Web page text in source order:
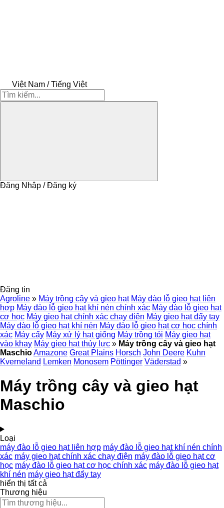
Việt Nam / Tiếng Việt
Đăng Nhập / Đăng ký
Đăng tin
Agroline » Máy trồng cây và gieo hạt Máy đào lỗ gieo hạt liên
hợp Máy đào lỗ gieo hạt khí nén chính xác Máy đào lỗ gieo hạt
cơ học Máy gieo hạt chính xác chạy điện Máy gieo hạt đẩy tay
Máy đào lỗ gieo hạt khí nén Máy đào lỗ gieo hạt cơ học chính
xác Máy cấy Máy xử lý hạt giống Máy trồng tỏi Máy gieo hạt
vào khay Máy gieo hạt thủy lực » Máy trồng cây và gieo hạt
MaschioAmazone Great Plains Horsch John Deere Kuhn
Kverneland Lemken Monosem Pöttinger Väderstad »
Máy trồng cây và gieo hạt
Maschio
Loại
máy đào lỗ gieo hạt liên hợp máy đào lỗ gieo hạt khí nén chính
xác máy gieo hạt chính xác chạy điện máy đào lỗ gieo hạt cơ
học máy đào lỗ gieo hạt cơ học chính xác máy đào lỗ gieo hạt
khí nén máy gieo hạt đẩy tay
hiển thị tất cả
Thương hiệu